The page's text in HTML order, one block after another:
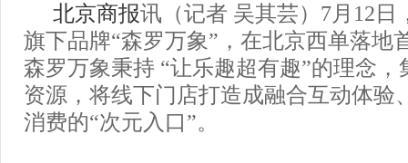
北京商报讯（记者 吴其芸）7月12日
旗下品牌“森罗万象”，在北京西单落地
森罗万象秉持 “让乐趣超有趣”的理念，
资源，将线下门店打造成融合互动体验
消费的“次元入口”。